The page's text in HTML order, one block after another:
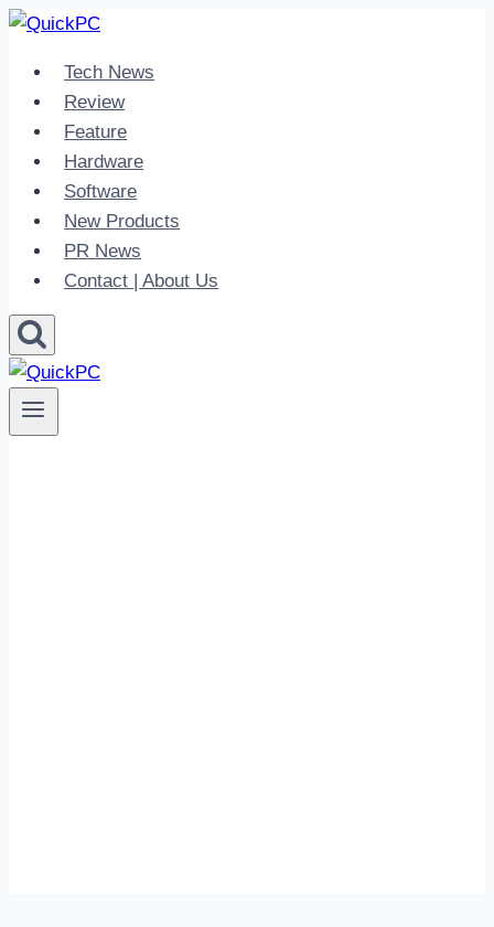
Skip
contentTech News
Review
Feature
Hardware
Software
New Products
PR News
Contact | About Us